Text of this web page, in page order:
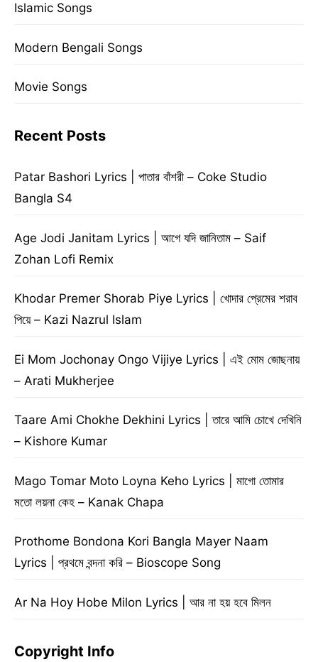
Islamic Songs
Modern Bengali Songs
Movie Songs
Recent Posts
Patar Bashori Lyrics | পাতার বাঁশরী – Coke Studio
Bangla S4
Age Jodi Janitam Lyrics | আগে যদি জানিতাম – Saif
Zohan Lofi Remix
Khodar Premer Shorab Piye Lyrics | খোদার প্রেমের শরাব
পিয়ে – Kazi Nazrul Islam
Ei Mom Jochonay Ongo Vijiye Lyrics | এই মোম জোছনায়
– Arati Mukherjee
Taare Ami Chokhe Dekhini Lyrics | তারে আমি চোখে দেখিনি
– Kishore Kumar
Mago Tomar Moto Loyna Keho Lyrics | মাগো তোমার
মতো লয়না কেহ – Kanak Chapa
Prothome Bondona Kori Bangla Mayer Naam
Lyrics | প্রথমে বন্দনা করি – Bioscope Song
Ar Na Hoy Hobe Milon Lyrics | আর না হয় হবে মিলন
Copyright Info